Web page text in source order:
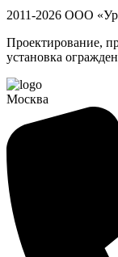
2011-2026 ООО
Проектирование,
установка
Москва